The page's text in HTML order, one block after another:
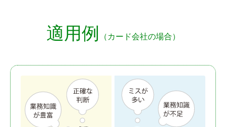
適用例 （カード会社の場合）